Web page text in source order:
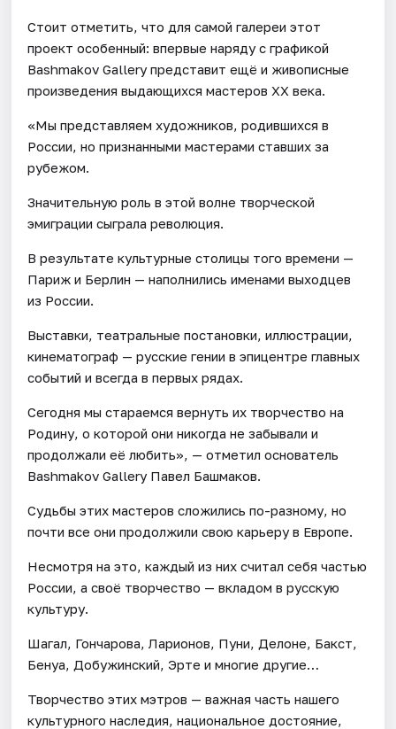
Стоит отметить, что для самой галереи этот
проект особенный: впервые наряду с графикой
Bashmakov Gallery представит ещё и живописные
произведения выдающихся мастеров ХХ века.
«Мы представляем художников, родившихся в
России, но признанными мастерами ставших за
рубежом.
Значительную роль в этой волне творческой
эмиграции сыграла революция.
В результате культурные столицы того времени —
Париж и Берлин — наполнились именами выходцев
из России.
Выставки, театральные постановки, иллюстрации,
кинематограф — русские гении в эпицентре главных
событий и всегда в первых рядах.
Сегодня мы стараемся вернуть их творчество на
Родину, о которой они никогда не забывали и
продолжали её любить», — отметил основатель
Bashmakov Gallery Павел Башмаков.
Судьбы этих мастеров сложились по-разному, но
почти все они продолжили свою карьеру в Европе.
Несмотря на это, каждый из них считал себя частью
России, а своё творчество — вкладом в русскую
культуру.
Шагал, Гончарова, Ларионов, Пуни, Делоне, Бакст,
Бенуа, Добужинский, Эрте и многие другие…
Творчество этих мэтров — важная часть нашего
культурного наследия, национальное достояние,